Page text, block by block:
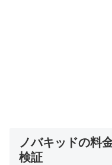
ノバキッドの料
検証